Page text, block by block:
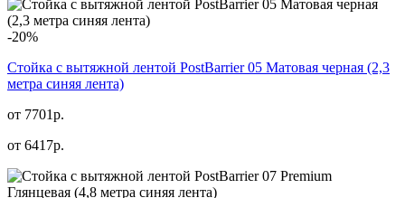
-20%
Стойка с вытяжной лентой PostBarrier 05 Матовая черная (2,3
метра синяя лента)
от 7701р.
от 6417р.